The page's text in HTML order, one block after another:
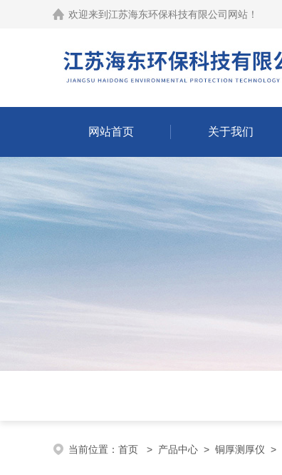
欢迎来到江苏海东环保科技有限公司网站！
网站首页 关于我们
当前位置： 首页 > 产品中心 > 铜厚测厚仪 >